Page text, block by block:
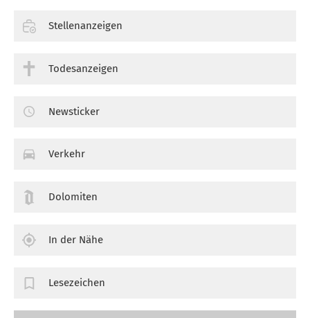
Stellenanzeigen
Todesanzeigen
Newsticker
Verkehr
Dolomiten
In der Nähe
Lesezeichen